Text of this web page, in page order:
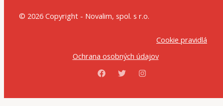
© 2026 Copyright - Novalim, spol. s r.o.
Cookie pravidlá
Ochrana osobných údajov